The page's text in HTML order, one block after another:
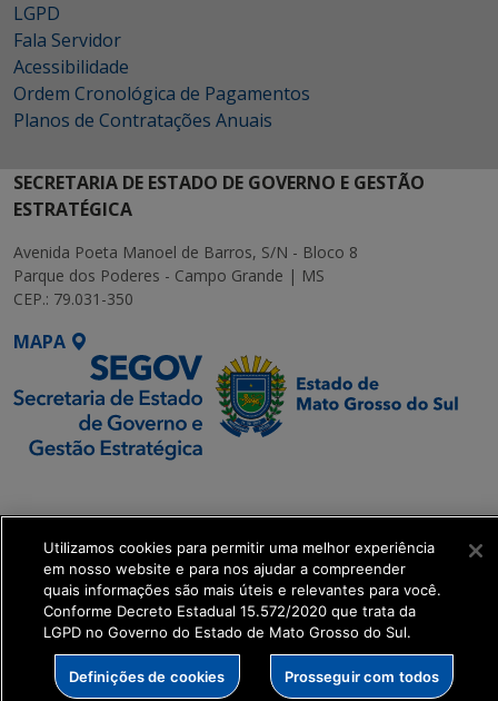
LGPD
Fala Servidor
Acessibilidade
Ordem Cronológica de Pagamentos
Planos de Contratações Anuais
SECRETARIA DE ESTADO DE GOVERNO E GESTÃO
ESTRATÉGICA
Avenida Poeta Manoel de Barros, S/N - Bloco 8
Parque dos Poderes - Campo Grande | MS
CEP.: 79.031-350
MAPA
Executiva de
Transformação Digital
get_footer();
Utilizamos cookies para permitir uma melhor experiência
em nosso website e para nos ajudar a compreender
quais informações são mais úteis e relevantes para você.
Conforme Decreto Estadual 15.572/2020 que trata da
LGPD no Governo do Estado de Mato Grosso do Sul.
Definições de cookies Prosseguir com todos